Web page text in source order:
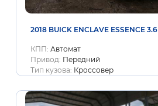
2018 BUICK ENCLAVE ESSENCE 3.6
КПП: Автомат
Привод: Передний
Тип кузова: Кроссовер